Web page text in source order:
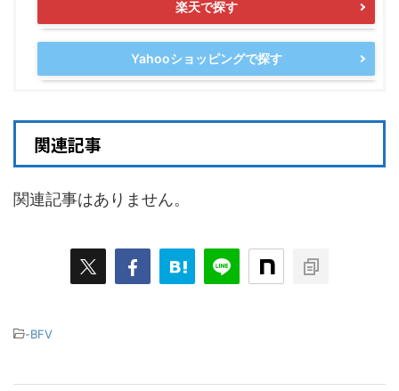
楽天で探す
Yahooショッピングで探す
関連記事
関連記事はありません。
-BFV